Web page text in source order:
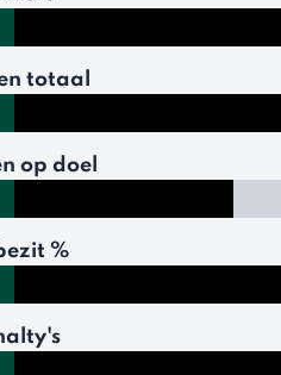
totaal
op doel
%